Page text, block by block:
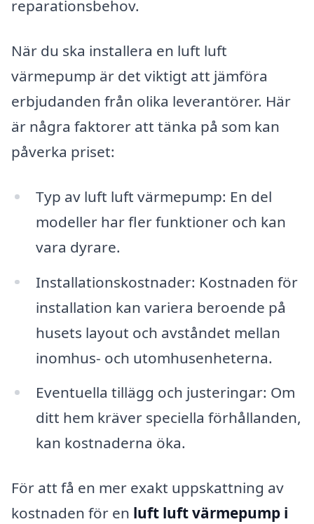
reparationsbehov.
När du ska installera en luft luft
värmepump är det viktigt att jämföra
erbjudanden från olika leverantörer. Här
är några faktorer att tänka på som kan
påverka priset:
Typ av luft luft värmepump: En del
modeller har fler funktioner och kan
vara dyrare.
Installationskostnader: Kostnaden för
installation kan variera beroende på
husets layout och avståndet mellan
inomhus- och utomhusenheterna.
Eventuella tillägg och justeringar: Om
ditt hem kräver speciella förhållanden,
kan kostnaderna öka.
För att få en mer exakt uppskattning av
kostnaden för en luft luft värmepump i